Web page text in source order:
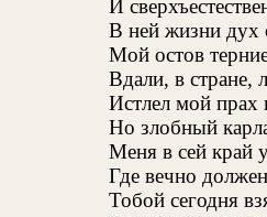
И
В ней жизни дух
Мой остов
Вдали, в стране,
Истлел мой прах
Но злобный
Меня в сей край
Где вечно
Тобой сегодня